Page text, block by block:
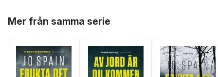
Mer från samma serie